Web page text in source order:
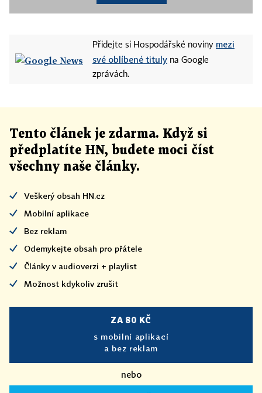
Přidejte si Hospodářské noviny mezi
své oblíbené tituly na Google
zprávách.
Tento článek je zdarma. Když si
předplatíte HN, budete moci číst
všechny naše články.
Veškerý obsah HN.cz
Mobilní aplikace
Bez reklam
Odemykejte obsah pro přátele
Články v audioverzi + playlist
Možnost kdykoliv zrušit
ZA 80 KČ
s mobilní aplikací
a bez reklam
nebo